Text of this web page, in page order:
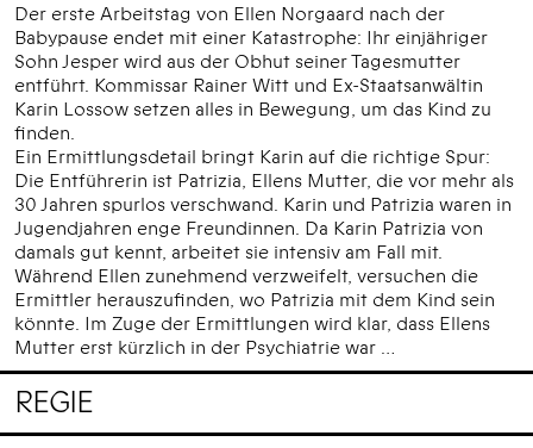
Der erste Arbeitstag von Ellen Norgaard nach der
Babypause endet mit einer Katastrophe: Ihr einjähriger
Sohn Jesper wird aus der Obhut seiner Tagesmutter
entführt. Kommissar Rainer Witt und Ex-Staatsanwältin
Karin Lossow setzen alles in Bewegung, um das Kind zu
finden.
Ein Ermittlungsdetail bringt Karin auf die richtige Spur:
Die Entführerin ist Patrizia, Ellens Mutter, die vor mehr als
30 Jahren spurlos verschwand. Karin und Patrizia waren in
Jugendjahren enge Freundinnen. Da Karin Patrizia von
damals gut kennt, arbeitet sie intensiv am Fall mit.
Während Ellen zunehmend verzweifelt, versuchen die
Ermittler herauszufinden, wo Patrizia mit dem Kind sein
könnte. Im Zuge der Ermittlungen wird klar, dass Ellens
Mutter erst kürzlich in der Psychiatrie war …
REGIE